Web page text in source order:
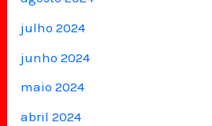
julho 2024
junho 2024
maio 2024
abril 2024